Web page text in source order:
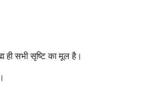
ही सभी सृष्टि का मूल है।